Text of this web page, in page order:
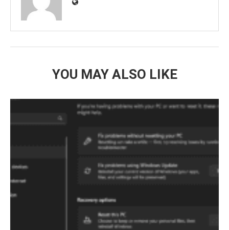
YOU MAY ALSO LIKE